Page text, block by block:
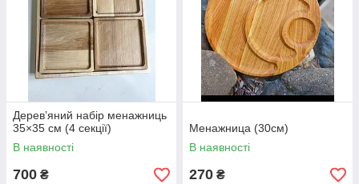
Дерев’яний набір менажниць
35×35 см (4 секції)
В наявності
700 ₴
Менажница (30см)
В наявності
270 ₴